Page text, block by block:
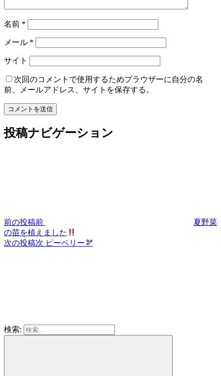
名前 *
メール *
サイト
次回のコメントで使用するためブラウザーに自分の名
前、メールアドレス、サイトを保存する。
投稿ナビゲーション
前の投稿前
夏野菜
の苗を植えました
次の投稿次 ピーベリー🫘
検索: